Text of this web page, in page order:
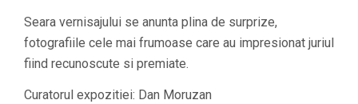
Seara vernisajului se anunta plina de surprize,
fotografiile cele mai frumoase care au impresionat juriul
fiind recunoscute si premiate.
Curatorul expozitiei: Dan Moruzan